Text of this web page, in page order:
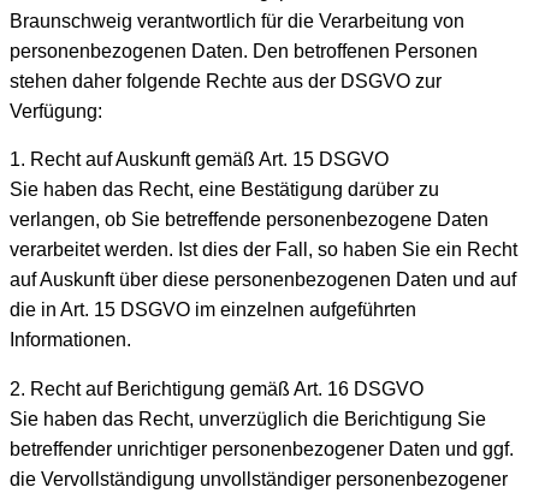
Braunschweig verantwortlich für die Verarbeitung von
personenbezogenen Daten. Den betroffenen Personen
stehen daher folgende Rechte aus der DSGVO zur
Verfügung:
1. Recht auf Auskunft gemäß Art. 15 DSGVO
Sie haben das Recht, eine Bestätigung darüber zu
verlangen, ob Sie betreffende personenbezogene Daten
verarbeitet werden. Ist dies der Fall, so haben Sie ein Recht
auf Auskunft über diese personenbezogenen Daten und auf
die in Art. 15 DSGVO im einzelnen aufgeführten
Informationen.
2. Recht auf Berichtigung gemäß Art. 16 DSGVO
Sie haben das Recht, unverzüglich die Berichtigung Sie
betreffender unrichtiger personenbezogener Daten und ggf.
die Vervollständigung unvollständiger personenbezogener